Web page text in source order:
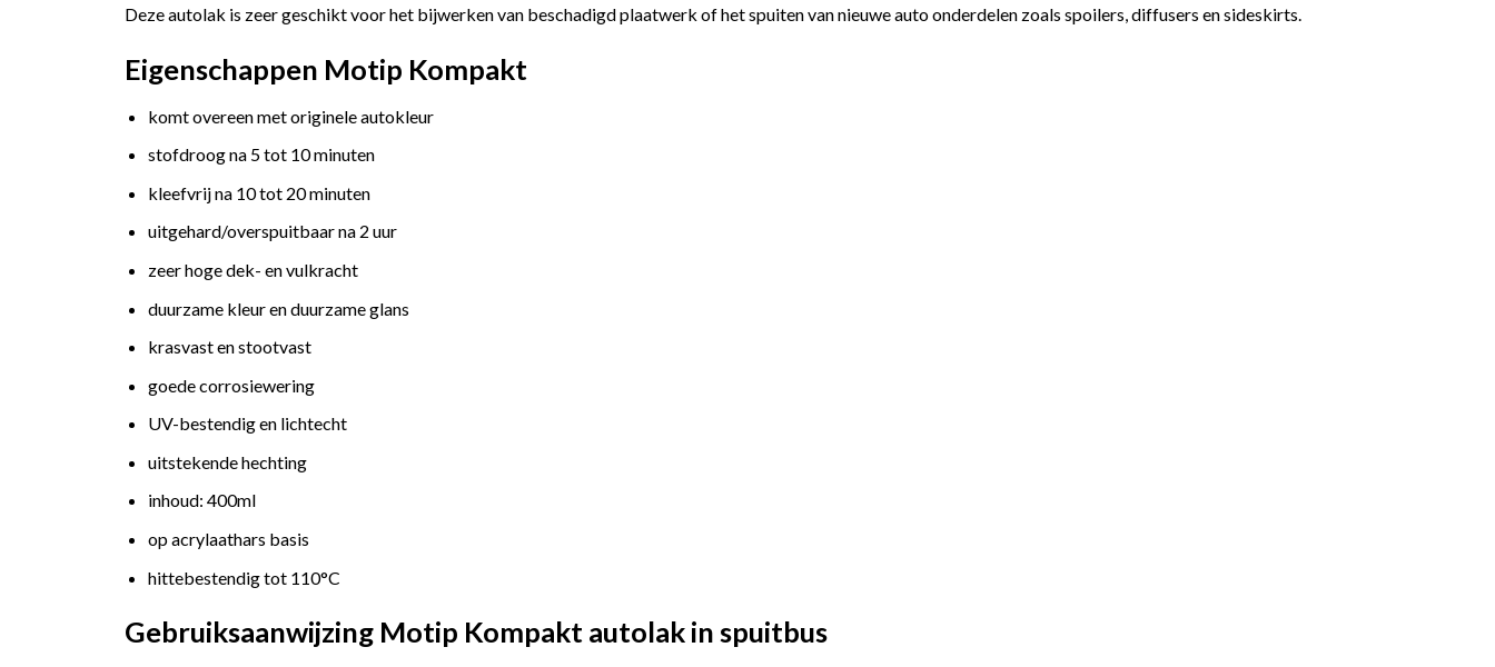
Deze autolak is zeer geschikt voor het bijwerken van beschadigd plaatwerk of het spuiten van nieuwe auto onderdelen zoals spoilers, diffusers en sideskirts.
Eigenschappen Motip Kompakt
komt overeen met originele autokleur
stofdroog na 5 tot 10 minuten
kleefvrij na 10 tot 20 minuten
uitgehard/overspuitbaar na 2 uur
zeer hoge dek- en vulkracht
duurzame kleur en duurzame glans
krasvast en stootvast
goede corrosiewering
UV-bestendig en lichtecht
uitstekende hechting
inhoud: 400ml
op acrylaathars basis
hittebestendig tot 110°C
Gebruiksaanwijzing Motip Kompakt autolak in spuitbus